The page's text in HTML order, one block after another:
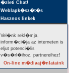
�zleti Chat!
Weblapk�sz�t�s
Hasznos linkek
Vel�nk rekl�mja,
inform�ci�ja az interneten is
eljut potenci�lis
v�s�rl�ihoz, partnereihez!
On-line m�diaaj�nlataink